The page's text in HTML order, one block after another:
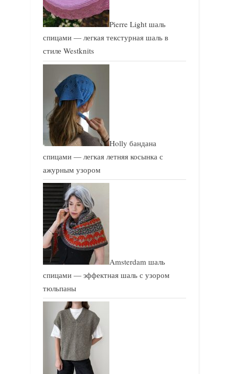
Pierre Light шаль
спицами — легкая текстурная шаль в
стиле Westknits
Holly бандана
спицами — легкая летняя косынка с
ажурным узором
Amsterdam шаль
спицами — эффектная шаль с узором
тюльпаны